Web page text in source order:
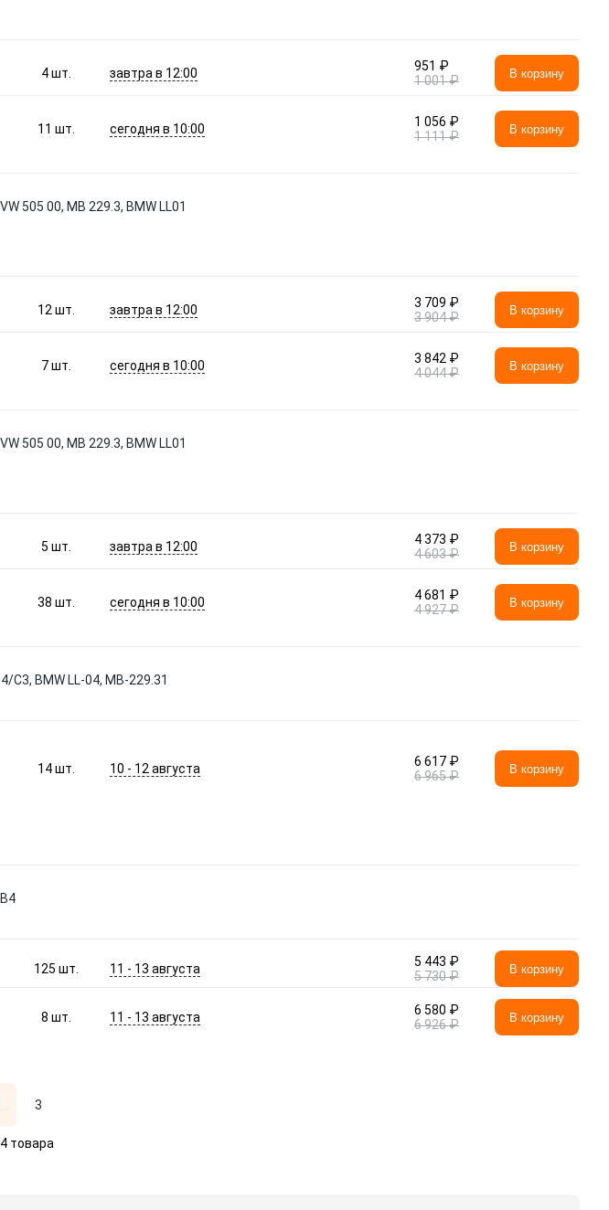
4шт. завтра в 12:00
951 ₽
1 001 ₽
В корзину
11шт. сегодня в 10:00
1 056 ₽
1 111 ₽
В корзину
505 00, MB 229.3, BMW LL01
12шт. завтра в 12:00
3 709 ₽
3 904 ₽
В корзину
7шт. сегодня в 10:00
3 842 ₽
4 044 ₽
В корзину
505 00, MB 229.3, BMW LL01
5шт. завтра в 12:00
4 373 ₽
4 603 ₽
В корзину
38шт. сегодня в 10:00
4 681 ₽
4 927 ₽
В корзину
C3, BMW LL-04, MB-229.31
14шт. 10 - 12 августа
6 617 ₽
6 965 ₽
В корзину
125шт. 11 - 13 августа
5 443 ₽
5 730 ₽
В корзину
8шт. 11 - 13 августа
6 580 ₽
6 926 ₽
В корзину
3
товара